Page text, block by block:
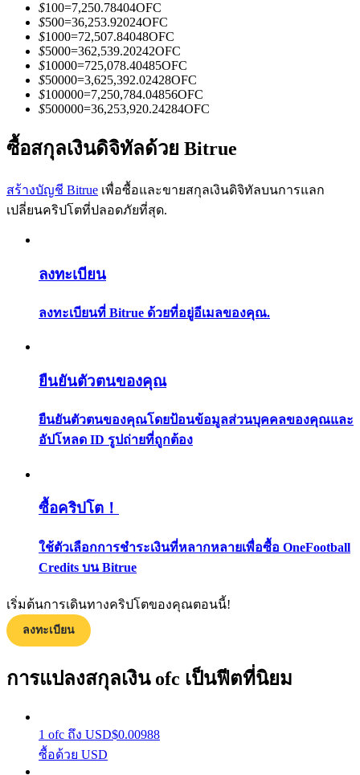
ข้อมูล
การวิเคราะห์ข้อมูลขนาดใหญ่ รวมถึงข้อมูลการค้า ฯลฯ
คู่มือเริ่มต้นฟิวเจอร์ส
กลยุทธ์การซื้อขาย
ได้รับ
$100=7,250.78404OFC
$500=36,253.92024OFC
$1000=72,507.84048OFC
$5000=362,539.20242OFC
$10000=725,078.40485OFC
$50000=3,625,392.02428OFC
$100000=7,250,784.04856OFC
$500000=36,253,920.24284OFC
ซื้อสกุลเงินดิจิทัลด้วย Bitrue
สร้างบัญชี Bitrue เพื่อซื้อและขายสกุลเงินดิจิทัลบนการแลก
เปลี่ยนคริปโตที่ปลอดภัยที่สุด.
ลงทะเบียน
ลงทะเบียนที่ Bitrue ด้วยที่อยู่อีเมลของคุณ.
ยืนยันตัวตนของคุณ
ยืนยันตัวตนของคุณโดยป้อนข้อมูลส่วนบุคคลของคุณและ
อัปโหลด ID รูปถ่ายที่ถูกต้อง
ซื้อคริปโต！
ใช้ตัวเลือกการชำระเงินที่หลากหลายเพื่อซื้อ OneFootball
Credits บน Bitrue
เริ่มต้นการเดินทางคริปโตของคุณตอนนี้!
ลงทะเบียน
การแปลงสกุลเงิน ofc เป็นฟีตที่นิยม
1 ofc ถึง USD$0.00988
ซื้อด้วย USD